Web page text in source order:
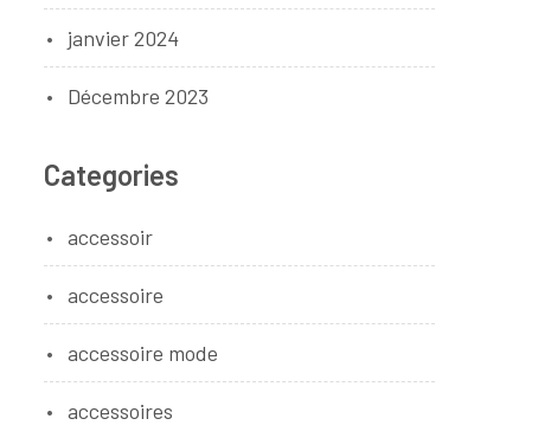
janvier 2024
Décembre 2023
Categories
accessoir
accessoire
accessoire mode
accessoires